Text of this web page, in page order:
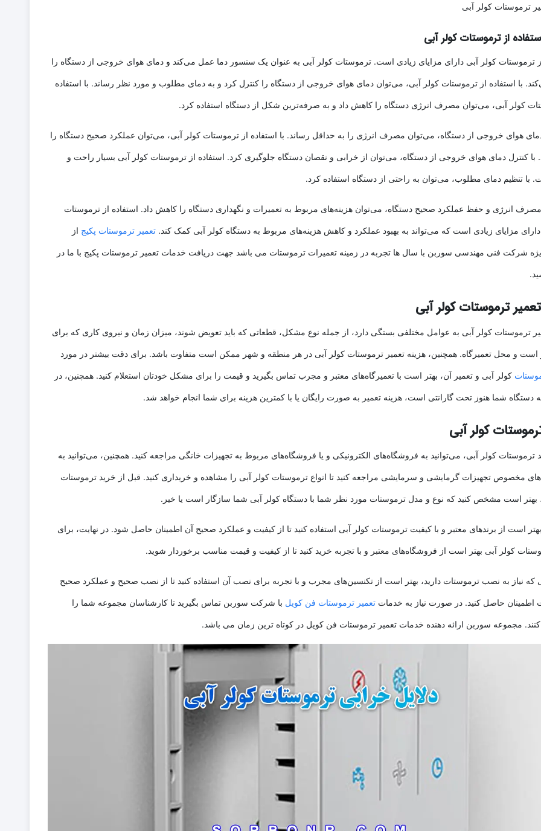
ترموستات کولر آبی
از ترموستات کولر آبی
ترموستات کولر آبی دارای مزایای زیادی است. ترموستات کولر آبی به عنوان یک سنسور دما عمل می‌کند و دمای هوای خروجی از دستگاه را
با استفاده از ترموستات کولر آبی، می‌توان دمای هوای خروجی از دستگاه را کنترل کرد و به دمای مطلوب و مورد نظر رساند. با استفاده
کولر آبی، می‌توان مصرف انرژی دستگاه را کاهش داد و به صرفه‌ترین شکل از دستگاه استفاده کرد.
دمای هوای خروجی از دستگاه، می‌توان مصرف انرژی را به حداقل رساند. با استفاده از ترموستات کولر آبی، می‌توان عملکرد صحیح دستگاه را
کنترل دمای هوای خروجی از دستگاه، می‌توان از خرابی و نقصان دستگاه جلوگیری کرد. استفاده از ترموستات کولر آبی بسیار راحت و
با تنظیم دمای مطلوب، می‌توان به راحتی از دستگاه استفاده کرد.
انرژی و حفظ عملکرد صحیح دستگاه، می‌توان هزینه‌های مربوط به تعمیرات و نگهداری دستگاه را کاهش داد. استفاده از ترموستات
دارای مزایای زیادی است که می‌تواند به بهبود عملکرد و کاهش هزینه‌های مربوط به دستگاه کولر آبی کمک کند.تعمیر ترموستات پکیج از
شرکت فنی مهندسی سوربن با سال ها تجربه در زمینه تعمیرات ترموستات می باشد جهت دریافت خدمات تعمیر ترموستات پکیج با ما در
ترموستات کولر آبی
ترموستات کولر آبی به عوامل مختلفی بستگی دارد، از جمله نوع مشکل، قطعاتی که باید تعویض شوند، میزان زمان و نیروی کاری که برای
است و محل تعمیرگاه. همچنین، هزینه تعمیر ترموستات کولر آبی در هر منطقه و شهر ممکن است متفاوت باشد. برای دقت بیشتر در مورد
کولر آبی و تعمیر آن، بهتر است با تعمیرگاه‌های معتبر و مجرب تماس بگیرید و قیمت را برای مشکل خودتان استعلام کنید. همچنین، در
دستگاه شما هنوز تحت گارانتی است، هزینه تعمیر به صورت رایگان یا با کمترین هزینه برای شما انجام خواهد شد.
کولر آبی
ترموستات کولر آبی، می‌توانید به فروشگاه‌های الکترونیکی و یا فروشگاه‌های مربوط به تجهیزات خانگی مراجعه کنید. همچنین، می‌توانید به
مخصوص تجهیزات گرمایشی و سرمایشی مراجعه کنید تا انواع ترموستات کولر آبی را مشاهده و خریداری کنید. قبل از خرید ترموستات
بهتر است مشخص کنید که نوع و مدل ترموستات مورد نظر شما با دستگاه کولر آبی شما سازگار است یا خیر.
است از برندهای معتبر و با کیفیت ترموستات کولر آبی استفاده کنید تا از کیفیت و عملکرد صحیح آن اطمینان حاصل شود. در نهایت، برای
کولر آبی بهتر است از فروشگاه‌های معتبر و با تجربه خرید کنید تا از کیفیت و قیمت مناسب برخوردار شوید.
که نیاز به نصب ترموستات دارید، بهتر است از تکنسین‌های مجرب و با تجربه برای نصب آن استفاده کنید تا از نصب صحیح و عملکرد صحیح
اطمینان حاصل کنید. در صورت نیاز به خدماتتعمیر ترموستات فن کویل با شرکت سوربن تماس بگیرید تا کارشناسان مجموعه شما را
کنند. مجموعه سوربن ارائه دهنده خدمات تعمیر ترموستات فن کویل در کوتاه ترین زمان می باشد.